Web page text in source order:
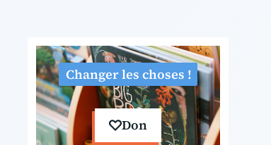
Changer les choses !
Don